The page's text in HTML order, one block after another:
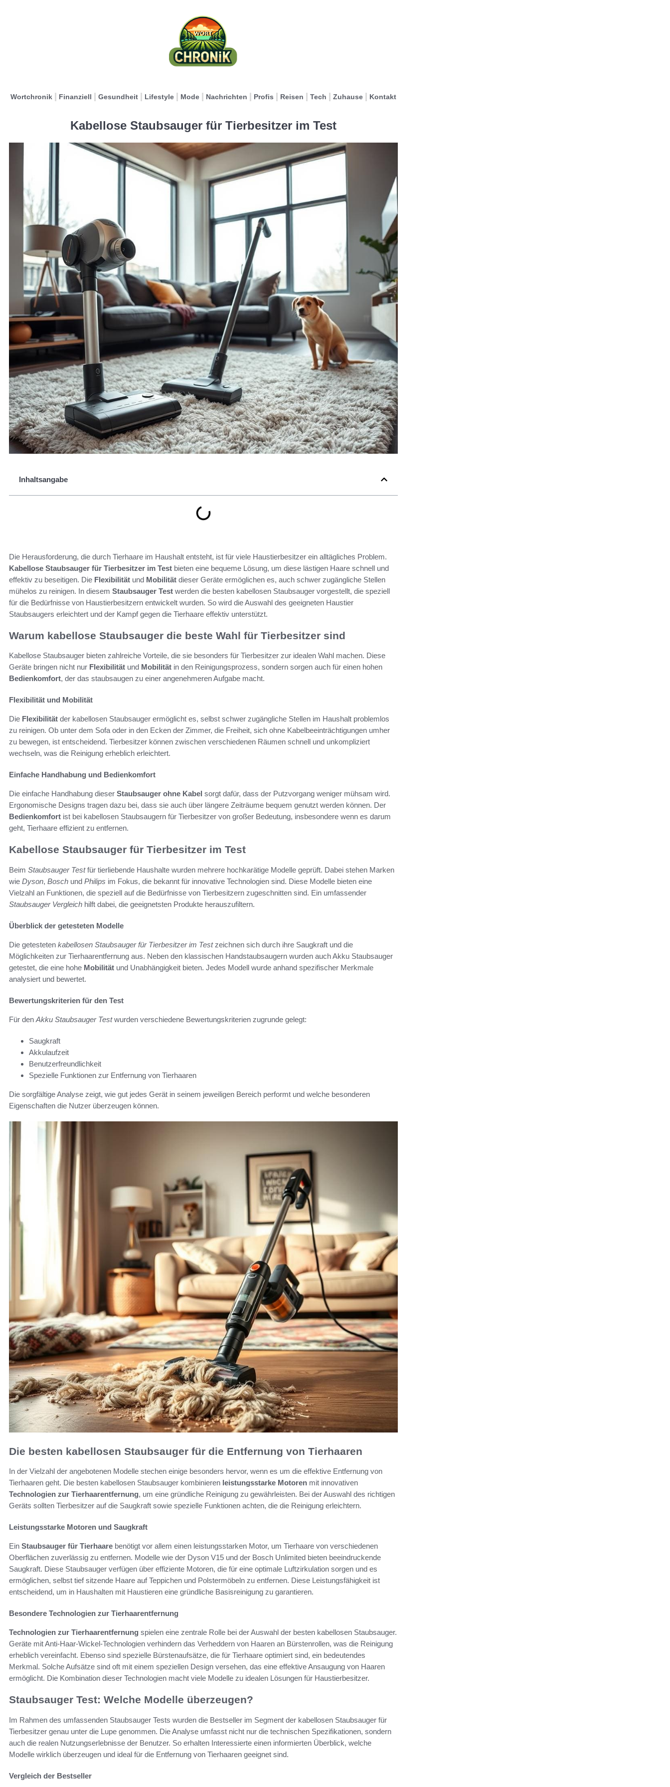
Wortchronik Finanziell Gesundheit Lifestyle Mode Nachrichten Profis Reisen Tech Zuhause Kontakt
Kabellose Staubsauger für Tierbesitzer im Test
Inhaltsangabe
Die Herausforderung, die durch Tierhaare im Haushalt entsteht, ist für viele Haustierbesitzer ein alltägliches Problem.
Kabellose Staubsauger für Tierbesitzer im Test bieten eine bequeme Lösung, um diese lästigen Haare schnell und
effektiv zu beseitigen. Die Flexibilität und Mobilität dieser Geräte ermöglichen es, auch schwer zugängliche Stellen
mühelos zu reinigen. In diesem Staubsauger Test werden die besten kabellosen Staubsauger vorgestellt, die speziell
für die Bedürfnisse von Haustierbesitzern entwickelt wurden. So wird die Auswahl des geeigneten Haustier
Staubsaugers erleichtert und der Kampf gegen die Tierhaare effektiv unterstützt.
Warum kabellose Staubsauger die beste Wahl für Tierbesitzer sind
Kabellose Staubsauger bieten zahlreiche Vorteile, die sie besonders für Tierbesitzer zur idealen Wahl machen. Diese
Geräte bringen nicht nur Flexibilität und Mobilität in den Reinigungsprozess, sondern sorgen auch für einen hohen
Bedienkomfort, der das staubsaugen zu einer angenehmeren Aufgabe macht.
Flexibilität und Mobilität
Die Flexibilität der kabellosen Staubsauger ermöglicht es, selbst schwer zugängliche Stellen im Haushalt problemlos
zu reinigen. Ob unter dem Sofa oder in den Ecken der Zimmer, die Freiheit, sich ohne Kabelbeeinträchtigungen umher
zu bewegen, ist entscheidend. Tierbesitzer können zwischen verschiedenen Räumen schnell und unkompliziert
wechseln, was die Reinigung erheblich erleichtert.
Einfache Handhabung und Bedienkomfort
Die einfache Handhabung dieser Staubsauger ohne Kabel sorgt dafür, dass der Putzvorgang weniger mühsam wird.
Ergonomische Designs tragen dazu bei, dass sie auch über längere Zeiträume bequem genutzt werden können. Der
Bedienkomfort ist bei kabellosen Staubsaugern für Tierbesitzer von großer Bedeutung, insbesondere wenn es darum
geht, Tierhaare effizient zu entfernen.
Kabellose Staubsauger für Tierbesitzer im Test
Beim Staubsauger Testfür tierliebende Haushalte wurden mehrere hochkarätige Modelle geprüft. Dabei stehen Marken
wie Dyson, Bosch und Philips im Fokus, die bekannt für innovative Technologien sind. Diese Modelle bieten eine
Vielzahl an Funktionen, die speziell auf die Bedürfnisse von Tierbesitzern zugeschnitten sind. Ein umfassender
Staubsauger Vergleich hilft dabei, die geeignetsten Produkte herauszufiltern.
Überblick der getesteten Modelle
Die getesteten kabellosen Staubsauger für Tierbesitzer im Testzeichnen sich durch ihre Saugkraft und die
Möglichkeiten zur Tierhaarentfernung aus. Neben den klassischen Handstaubsaugern wurden auch Akku Staubsauger
getestet, die eine hohe Mobilität und Unabhängigkeit bieten. Jedes Modell wurde anhand spezifischer Merkmale
analysiert und bewertet.
Bewertungskriterien für den Test
Für den Akku Staubsauger Testwurden verschiedene Bewertungskriterien zugrunde gelegt:
Saugkraft
Akkulaufzeit
Benutzerfreundlichkeit
Spezielle Funktionen zur Entfernung von Tierhaaren
Die sorgfältige Analyse zeigt, wie gut jedes Gerät in seinem jeweiligen Bereich performt und welche besonderen
Eigenschaften die Nutzer überzeugen können.
Die besten kabellosen Staubsauger für die Entfernung von Tierhaaren
In der Vielzahl der angebotenen Modelle stechen einige besonders hervor, wenn es um die effektive Entfernung von
Tierhaaren geht. Die besten kabellosen Staubsauger kombinieren leistungsstarke Motoren mit innovativen
Technologien zur Tierhaarentfernung, um eine gründliche Reinigung zu gewährleisten. Bei der Auswahl des richtigen
Geräts sollten Tierbesitzer auf die Saugkraft sowie spezielle Funktionen achten, die die Reinigung erleichtern.
Leistungsstarke Motoren und Saugkraft
Ein Staubsauger für Tierhaare benötigt vor allem einen leistungsstarken Motor, um Tierhaare von verschiedenen
Oberflächen zuverlässig zu entfernen. Modelle wie der Dyson V15 und der Bosch Unlimited bieten beeindruckende
Saugkraft. Diese Staubsauger verfügen über effiziente Motoren, die für eine optimale Luftzirkulation sorgen und es
ermöglichen, selbst tief sitzende Haare auf Teppichen und Polstermöbeln zu entfernen. Diese Leistungsfähigkeit ist
entscheidend, um in Haushalten mit Haustieren eine gründliche Basisreinigung zu garantieren.
Besondere Technologien zur Tierhaarentfernung
Technologien zur Tierhaarentfernung spielen eine zentrale Rolle bei der Auswahl der besten kabellosen Staubsauger.
Geräte mit Anti-Haar-Wickel-Technologien verhindern das Verheddern von Haaren an Bürstenrollen, was die Reinigung
erheblich vereinfacht. Ebenso sind spezielle Bürstenaufsätze, die für Tierhaare optimiert sind, ein bedeutendes
Merkmal. Solche Aufsätze sind oft mit einem speziellen Design versehen, das eine effektive Ansaugung von Haaren
ermöglicht. Die Kombination dieser Technologien macht viele Modelle zu idealen Lösungen für Haustierbesitzer.
Staubsauger Test: Welche Modelle überzeugen?
Im Rahmen des umfassenden Staubsauger Tests wurden die Bestseller im Segment der kabellosen Staubsauger für
Tierbesitzer genau unter die Lupe genommen. Die Analyse umfasst nicht nur die technischen Spezifikationen, sondern
auch die realen Nutzungserlebnisse der Benutzer. So erhalten Interessierte einen informierten Überblick, welche
Modelle wirklich überzeugen und ideal für die Entfernung von Tierhaaren geeignet sind.
Vergleich der Bestseller